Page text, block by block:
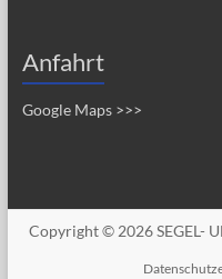
Anfahrt
Google Maps >>>
Copyright © 2026SEGEL-